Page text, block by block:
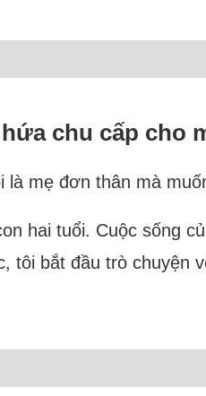
chu cấp cho
mẹ đơn thân mà
hai tuổi. Cuộc sống
tôi bắt đầu trò chuyện